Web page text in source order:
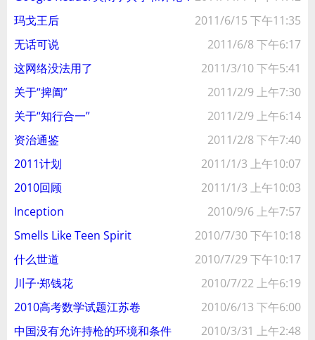
玛戈王后
2011/6/15 下午11:35
无话可说
2011/6/8 下午6:17
这网络没法用了
2011/3/10 下午5:41
关于“捭阖”
2011/2/9 上午7:30
关于“知行合一”
2011/2/9 上午6:14
资治通鉴
2011/2/8 下午7:40
2011计划
2011/1/3 上午10:07
2010回顾
2011/1/3 上午10:03
Inception
2010/9/6 上午7:57
Smells Like Teen Spirit
2010/7/30 下午10:18
什么世道
2010/7/29 下午10:17
川子·郑钱花
2010/7/22 上午6:19
2010高考数学试题江苏卷
2010/6/13 下午6:00
中国没有允许持枪的环境和条件
2010/3/31 上午2:48